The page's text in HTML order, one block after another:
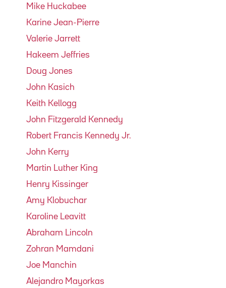
Mike Huckabee
Karine Jean-Pierre
Valerie Jarrett
Hakeem Jeffries
Doug Jones
John Kasich
Keith Kellogg
John Fitzgerald Kennedy
Robert Francis Kennedy Jr.
John Kerry
Martin Luther King
Henry Kissinger
Amy Klobuchar
Karoline Leavitt
Abraham Lincoln
Zohran Mamdani
Joe Manchin
Alejandro Mayorkas